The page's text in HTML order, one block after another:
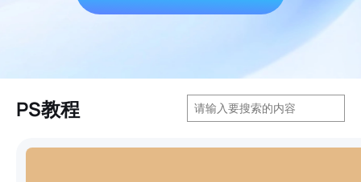
PS教程
搜
索